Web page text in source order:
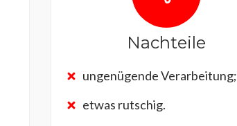
Nachteile
ungenügende Verarbeitung;
etwas rutschig.